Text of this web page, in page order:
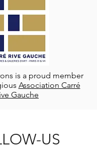
is a proud member
Association Carré
Gauche
US